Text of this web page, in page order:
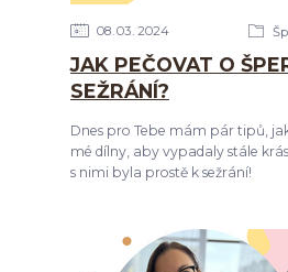
08 03 2024
JAK PEČOVAT O
SEŽRÁNÍ?
Dnes pro Tebe mám pár tipů,
mé dílny, aby vypadaly stále
s nimi byla prostě k sežrání!